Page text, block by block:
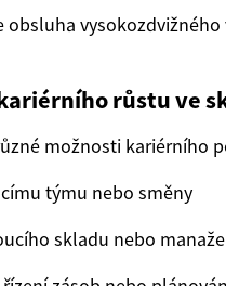
obsluha
růstu ve
možnosti kariérního
týmu nebo směny
skladu nebo